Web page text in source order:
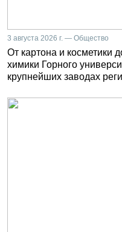
3 августа 2026 г. — Общество
От картона и косметики
химики Горного
крупнейших заводах